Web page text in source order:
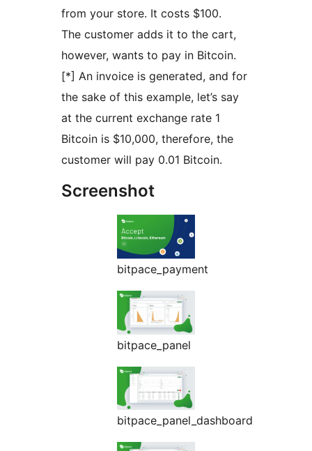
from your store. It costs $100.
The customer adds it to the cart,
however, wants to pay in Bitcoin.
[*] An invoice is generated, and for
the sake of this example, let’s say
at the current exchange rate 1
Bitcoin is $10,000, therefore, the
customer will pay 0.01 Bitcoin.
Screenshot
bitpace_payment
bitpace_panel
bitpace_panel_dashboard